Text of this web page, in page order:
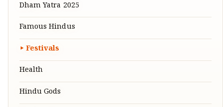
Dham Yatra 2025
Famous Hindus
Festivals
Health
Hindu Gods